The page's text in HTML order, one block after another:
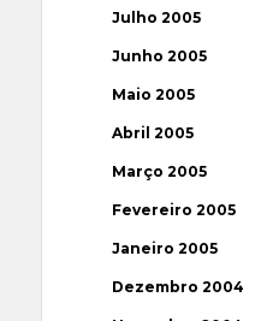
Julho 2005
Junho 2005
Maio 2005
Abril 2005
Março 2005
Fevereiro 2005
Janeiro 2005
Dezembro 2004